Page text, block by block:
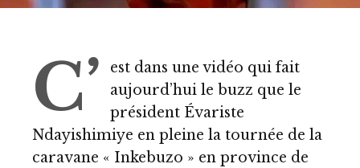
C’
est dans une vidéo qui fait
aujourd’hui le buzz que le
président Évariste
Ndayishimiye en pleine la tournée de la
caravane « Inkebuzo » en province de